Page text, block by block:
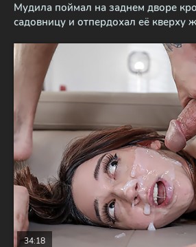
Мудила поймал на заднем дворе
садовницу и отпердохал её кверху
34:18